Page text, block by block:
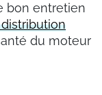
bon entretien
du moteur